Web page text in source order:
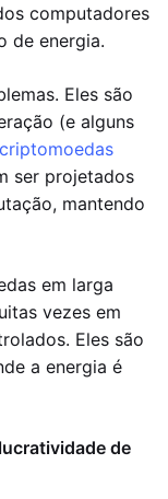
computadores
de energia.
Eles são
(e alguns
criptomoedas
ser projetados
mantendo
em larga
vezes em
Eles são
a energia é
de